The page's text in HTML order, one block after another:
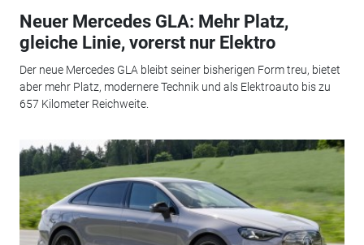
Neuer Mercedes GLA: Mehr Platz,
gleiche Linie, vorerst nur Elektro
Der neue Mercedes GLA bleibt seiner bisherigen Form treu, bietet
aber mehr Platz, modernere Technik und als Elektroauto bis zu
657 Kilometer Reichweite.